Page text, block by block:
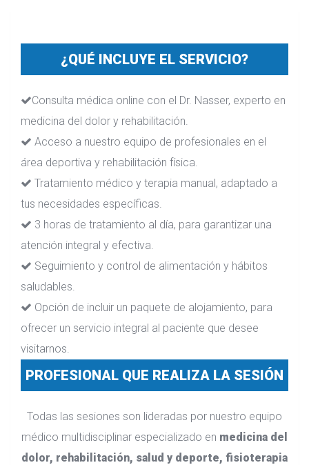
de
Zaragoza
quantity
¿QUÉ INCLUYE EL SERVICIO?
Consulta médica online con el Dr. Nasser, experto en
medicina del dolor y rehabilitación.
Acceso a nuestro equipo de profesionales en el
área deportiva y rehabilitación física.
Tratamiento médico y terapia manual, adaptado a
tus necesidades específicas.
3 horas de tratamiento al día, para garantizar una
atención integral y efectiva.
Seguimiento y control de alimentación y hábitos
saludables.
Opción de incluir un paquete de alojamiento, para
ofrecer un servicio integral al paciente que desee
visitarnos.
PROFESIONAL QUE REALIZA LA SESIÓN
Todas las sesiones son lideradas por nuestro equipo
médico multidisciplinar especializado en medicina del
dolor, rehabilitación, salud y deporte, fisioterapia